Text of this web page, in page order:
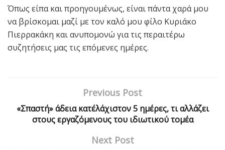
Όπως είπα και προηγουμένως, είναι πάντα χαρά μου
να βρίσκομαι μαζί με τον καλό μου φίλο Κυριάκο
Πιερρακάκη και ανυπομονώ για τις περαιτέρω
συζητήσεις μας τις επόμενες ημέρες.
Previous Post
«Σπαστή» άδεια κατ΄ελάχιστον 5 ημέρες, τι αλλάζει
στους εργαζόμενους του ιδιωτικού τομέα
Next Post